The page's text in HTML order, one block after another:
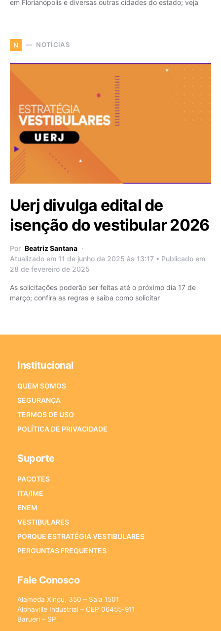
em Florianópolis e diversas outras cidades do estado; veja
N NOTÍCIAS
Uerj divulga edital de
isenção do vestibular 2026
Por Beatriz Santana
Atualizado em 11 de junho de 2025 às 13:17 • Publicado em
28 de fevereiro de 2025
As solicitações poderão ser feitas até o próximo dia 17 de
março; confira as regras e saiba como solicitar
Institucional
QUEM SOMOS
SEGURANÇA
TERMOS DE USO
POLÍTICA DE PRIVACIDADE
Suporte
PACOTES
ITA/IME
ENEM
VESTIBULARES
PORQUE ESTRATÉGIA VESTIBULARES
PERGUNTAS FREQUENTES
Fale Conosco
Alameda Xingu, 350 – Sala 1501
Alphaville Industrial – CEP 06455-911
Barueri – SP